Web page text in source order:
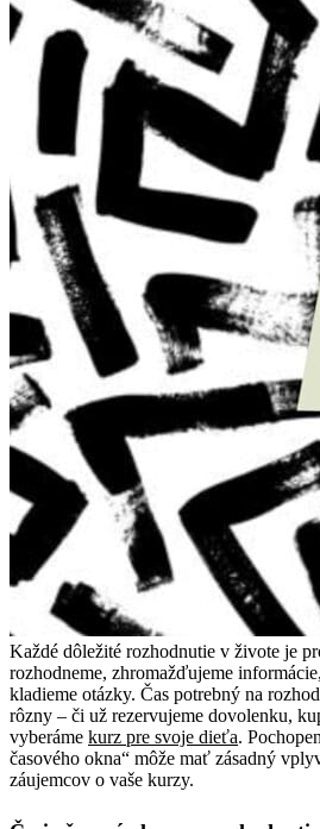
Každé dôležité rozhodnutie v živote je
rozhodneme, zhromažďujeme
kladieme otázky. Čas potrebný na
rôzny – či už rezervujeme dovolenku,
vyberáme kurz pre svoje dieťa.
časového okna“ môže mať zásadný
záujemcov o vaše kurzy.